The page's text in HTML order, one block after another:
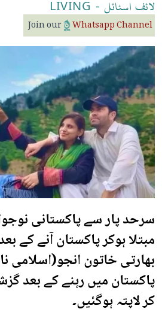
لائف اسٹائل -
LIVING
Join our Whatsapp Channel
سرحد پار سے پاکستانی
مبتلا ہوکر پاکستان آنے کے
پاکستان میں رہنے کے بعد
کر لاپتہ ہوگئیں۔